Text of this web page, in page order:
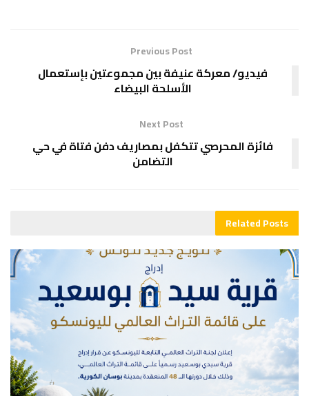
Previous Post
فيديو/ معركة عنيفة بين مجموعتين بإستعمال
الأسلحة البيضاء
Next Post
فائزة المحرصي تتكفل بمصاريف دفن فتاة في حي
التضامن
RelatedPosts